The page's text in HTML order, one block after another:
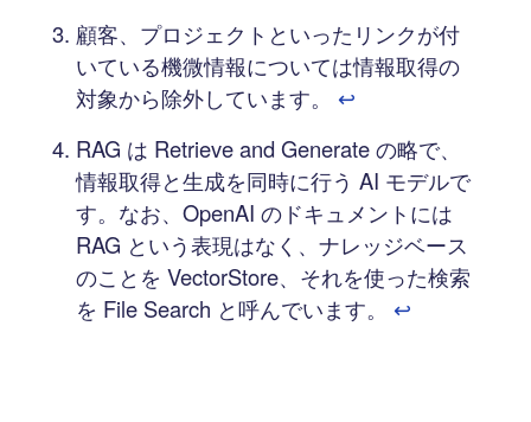
顧客、プロジェクトといったリンクが付
いている機微情報については情報取得の
対象から除外しています。 ↩︎
RAG は Retrieve and Generate の略で、
情報取得と生成を同時に行う AI モデルで
す。なお、OpenAI のドキュメントには
RAG という表現はなく、ナレッジベース
のことを VectorStore、それを使った検索
を File Search と呼んでいます。 ↩︎